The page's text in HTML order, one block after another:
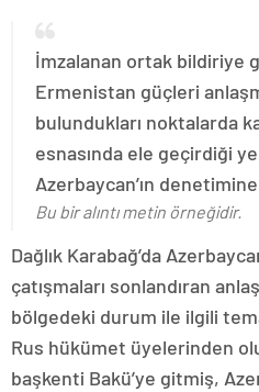
İmzalanan ortak bildiriye
Ermenistan güçleri
bulundukları noktalarda
esnasında ele geçirdiği
Azerbaycan’ın
Bu bir alıntı metin örneğidir.
Dağlık Karabağ’da
çatışmaları sonlandıran
bölgedeki durum ile ilgili
Rus hükümet üyelerinden
başkenti Bakü’ye gitmiş,